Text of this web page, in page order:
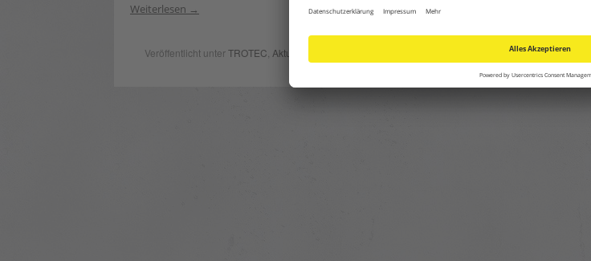
Weiterlesen
Veröffentlicht unterTROTEC Aktuell Geschenkideen,Heinsberg,Trotec
praktisch|Hinterlasse einen Kommentar